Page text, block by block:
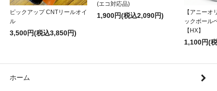
ピックアップ CNTリールオイ
ル
3,500円(税込3,850円)
(エコ対応品)
1,900円(税込2,090円)
【アニーオ
ックボール
【HX】
1,100円(
ホーム